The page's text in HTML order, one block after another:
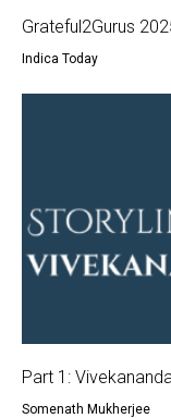
Grateful2Gurus
Indica Today
Part 1:
Somenath Mukherjee